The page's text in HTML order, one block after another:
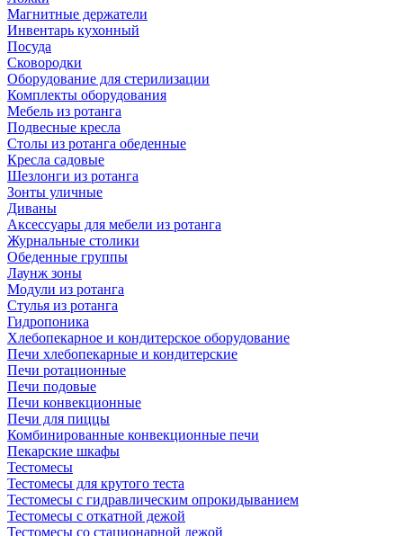
Магнитные держатели
Инвентарь кухонный
Посуда
Сковородки
Оборудование для стерилизации
Комплекты оборудования
Мебель из ротанга
Подвесные кресла
Столы из ротанга обеденные
Кресла садовые
Шезлонги из ротанга
Зонты уличные
Диваны
Аксессуары для мебели из ротанга
Журнальные столики
Обеденные группы
Лаунж зоны
Модули из ротанга
Стулья из ротанга
Гидропоника
Хлебопекарное и кондитерское оборудование
Печи хлебопекарные и кондитерские
Печи ротационные
Печи подовые
Печи конвекционные
Печи для пиццы
Комбинированные конвекционные печи
Пекарские шкафы
Тестомесы
Тестомесы для крутого теста
Тестомесы с гидравлическим опрокидыванием
Тестомесы с откатной дежой
Тестомесы со стационарной дежой